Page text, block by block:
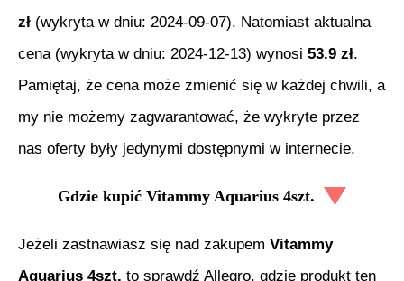
zł (wykryta w dniu: 2024-09-07). Natomiast aktualna
cena (wykryta w dniu: 2024-12-13) wynosi 53.9 zł.
Pamiętaj, że cena może zmienić się w każdej chwili, a
my nie możemy zagwarantować, że wykryte przez
nas oferty były jedynymi dostępnymi w internecie.
Gdzie kupić Vitammy Aquarius 4szt.
Jeżeli zastnawiasz się nad zakupem Vitammy
Aquarius 4szt. to sprawdź Allegro, gdzie produkt ten